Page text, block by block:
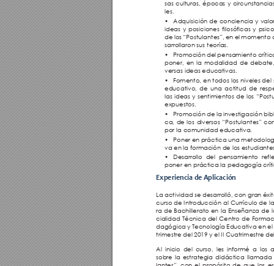
sas culturas, épocas y
les.
•
Adquisición de conciencia y
ideas y posiciones filosóficas y
de los “Postulantes”, en el momento
sarrollaron sus teorías.
•
Promoción del pensamiento
poner, en la modalidad de
versas ideas educativas.
•
Fomento, en todos los niveles del
educativo, de una actitud de
las ideas y sentimientos de los
expuestos.
•
Promoción de la investigación
ca, de los diversos “Postulantes”
por la comunidad educativa.
•
Poner en práctica una
va en la formación de los
•
Desarrollo del pensamiento
poner en práctica la pedagogía
Experiencia de Aplicación
La actividad se desarrolló, con gran
curso de Introducción al Currículo de
ra de Bachillerato en la Enseñanza de
cialidad Técnica del Centro de
dagógica y Tecnología Educativa en el
trimestre del 2019 y el II Cuatrimestre
Al inicio del curso, les informé a los
sobre la estrategia didáctica llamada